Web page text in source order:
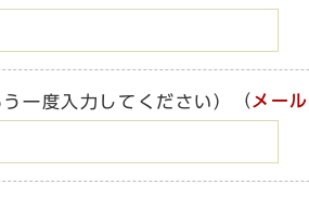
一度入力してください） （ メー